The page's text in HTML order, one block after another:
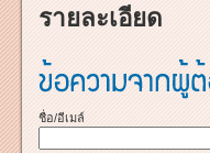
รายละเอียด
ชื่อ/อีเมล์